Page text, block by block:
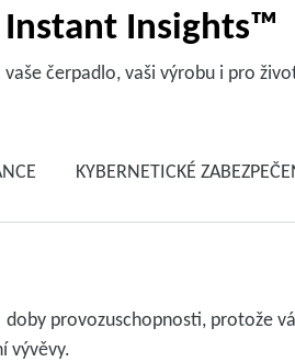
Instant Insights™
čerpadlo, vaši výrobu i pro
KYBERNETICKÉ
provozuschopnosti, protože
vývěvy.